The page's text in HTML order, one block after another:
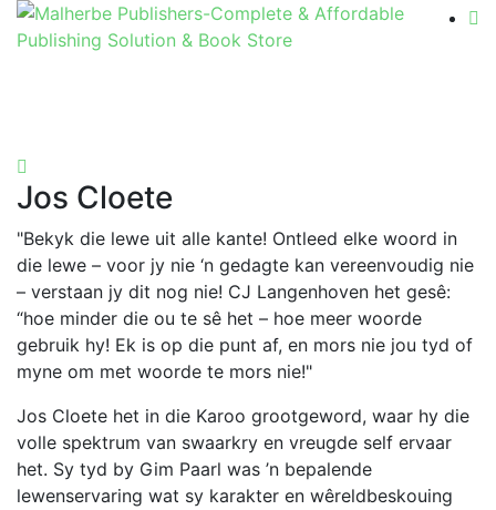
Jos Cloete
"Bekyk die lewe uit alle kante! Ontleed elke woord in
die lewe – voor jy nie ‘n gedagte kan vereenvoudig nie
– verstaan jy dit nog nie! CJ Langenhoven het gesê:
“hoe minder die ou te sê het – hoe meer woorde
gebruik hy! Ek is op die punt af, en mors nie jou tyd of
myne om met woorde te mors nie!"
Jos Cloete het in die Karoo grootgeword, waar hy die
volle spektrum van swaarkry en vreugde self ervaar
het. Sy tyd by Gim Paarl was ’n bepalende
lewenservaring wat sy karakter en wêreldbeskouing